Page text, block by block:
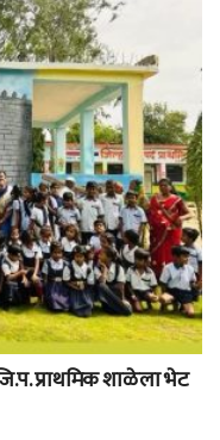
प्राथमिक शाळेला भेट